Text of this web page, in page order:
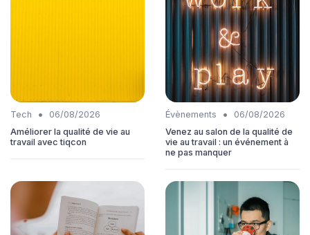
Tech •
06/08/2026
Améliorer la qualité de vie au
travail avec tiqcon
Évènements •
06/08/2026
Venez au salon de la qualité de
vie au travail : un événement à
ne pas manquer